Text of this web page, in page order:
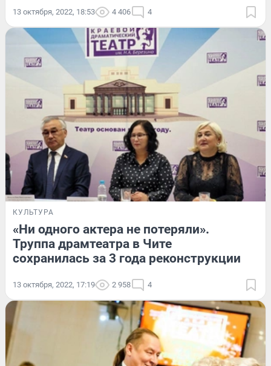
13 октября, 2022, 18:53 4 406 4
КУЛЬТУРА
«Ни одного актера не потеряли».
Труппа драмтеатра в Чите
сохранилась за 3 года реконструкции
13 октября, 2022, 17:19 2 958 4